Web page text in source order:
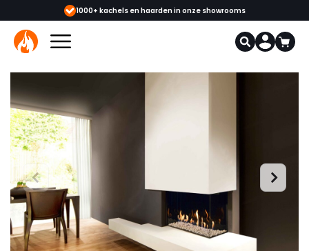
in onze showrooms Meer dan 12.000 onderdelen verkrijgbaar